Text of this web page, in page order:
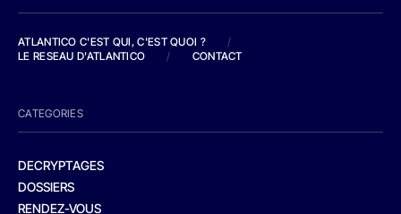
ATLANTICO C'EST QUI, C'EST QUOI ?
/
LE RESEAU D'ATLANTICO
/ CONTACT
CATEGORIES
DECRYPTAGES
DOSSIERS
RENDEZ-VOUS